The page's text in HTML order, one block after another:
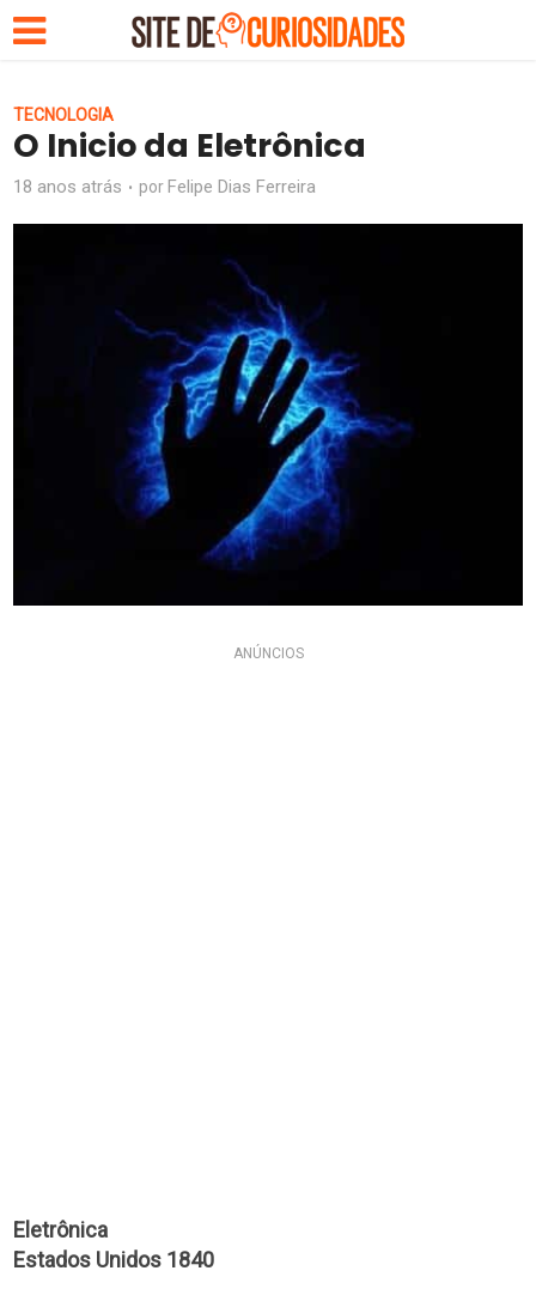
TECNOLOGIA
O Inicio da Eletrônica
18 anos atrás por Felipe Dias Ferreira
ANÚNCIOS
Eletrônica
Estados Unidos 1840